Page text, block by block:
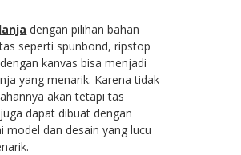
dengan pilihan bahan
seperti spunbond, ripstop
kanvas bisa menjadi
yang menarik. Karena tidak
akan tetapi tas
dapat dibuat dengan
model dan desain yang lucu